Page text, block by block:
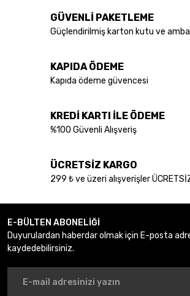
GÜVENLİ PAKETLEME
Güçlendirilmiş karton kutu ve
KAPIDA ÖDEME
Kapıda ödeme güvencesi
KREDİ KARTI İLE ÖDEME
%100 Güvenli Alışveriş
ÜCRETSİZ KARGO
299 ₺ ve üzeri alışverişler
E-BÜLTEN ABONELİĞİ
Duyurulardan haberdar olmak için E-posta
kaydedebilirsiniz.